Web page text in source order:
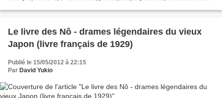
Le livre des Nô - drames légendaires du vieux
Japon (livre français de 1929)
Publié le 15/05/2012 à 22:15
Par David Yukio